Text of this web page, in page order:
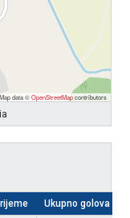
Map data ©OpenStreetMapcontributors
Ukupno golova